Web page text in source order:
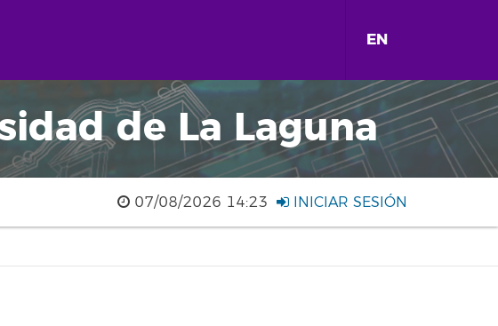
EN
de La Laguna
07/08/2026 14:23 INICIAR SESIÓN